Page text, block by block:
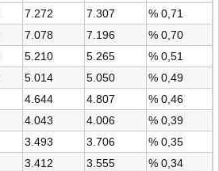
7.272 7.307
% 0,71
7.078 7.196
% 0,70
5.210 5.265
% 0,51
5.014 5.050
% 0,49
4.644 4.807
% 0,46
4.043 4.006
% 0,39
3.493 3.706
% 0,35
3.412 3.555
% 0,34